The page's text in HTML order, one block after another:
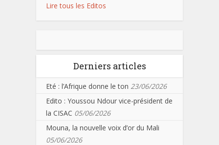
Lire tous les Editos
Derniers articles
Eté : l’Afrique donne le ton 23/06/2026
Edito : Youssou Ndour vice-président de
la CISAC 05/06/2026
Mouna, la nouvelle voix d’or du Mali
05/06/2026